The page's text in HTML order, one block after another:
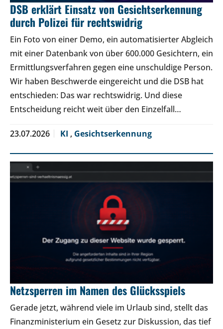
DSB erklärt Einsatz von Gesichtserkennung
durch Polizei für rechtswidrig
Ein Foto von einer Demo, ein automatisierter Abgleich
mit einer Datenbank von über 600.000 Gesichtern, ein
Ermittlungsverfahren gegen eine unschuldige Person.
Wir haben Beschwerde eingereicht und die DSB hat
entschieden: Das war rechtswidrig. Und diese
Entscheidung reicht weit über den Einzelfall…
23.07.2026 KI , Gesichtserkennung
Netzsperren im Namen des Glücksspiels
Gerade jetzt, während viele im Urlaub sind, stellt das
Finanzministerium ein Gesetz zur Diskussion, das tief